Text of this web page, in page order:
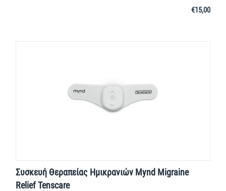
€15,00
Συσκευή Θεραπείας Ημικρανιών Mynd Migraine
Relief Tenscare